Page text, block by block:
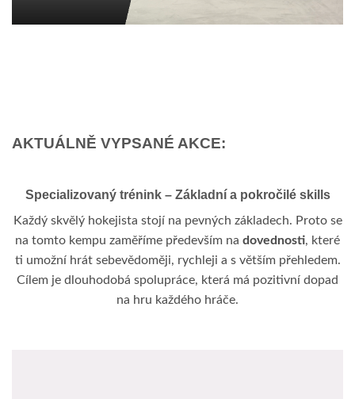
AKTUÁLNĚ VYPSANÉ AKCE:
Specializovaný trénink – Základní a pokročilé skills
Každý skvělý hokejista stojí na pevných základech. Proto se
na tomto kempu zaměříme především na dovednosti, které
ti umožní hrát sebevědoměji, rychleji a s větším přehledem.
Cílem je dlouhodobá spolupráce, která má pozitivní dopad
na hru každého hráče.